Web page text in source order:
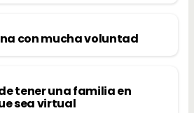
con mucha voluntad
tener una familia en
sea virtual